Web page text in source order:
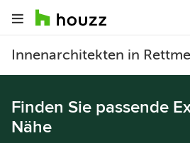
Innenarchitekten in
Finden Sie passende
Nähe